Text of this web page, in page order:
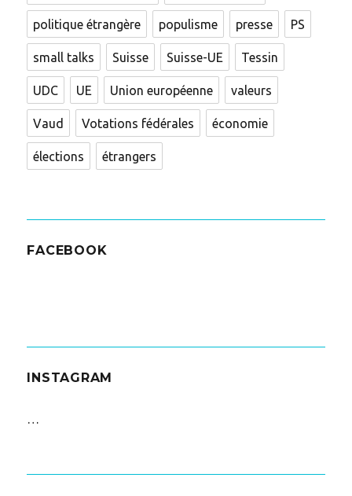
politique étrangère populisme presse PS
small talks Suisse Suisse-UE Tessin
UDC UE Union européenne valeurs
Vaud Votations fédérales économie
élections étrangers
FACEBOOK
INSTAGRAM
…